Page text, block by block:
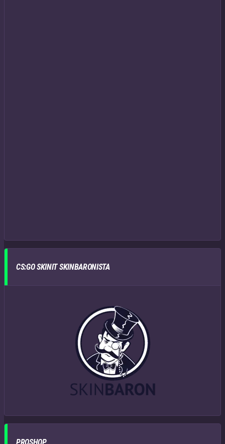
CS:GO SKINIT SKINBARONISTA
PROSHOP